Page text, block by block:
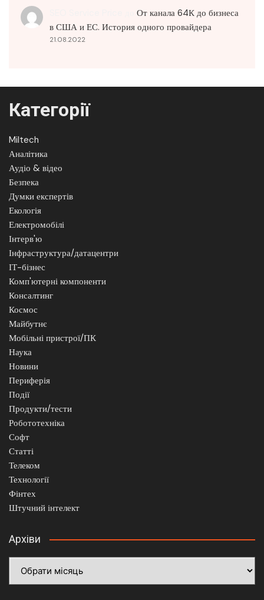
От канала 64К до бизнеса
в США и ЕС. История одного провайдера
21.08.2022
Категорії
Miltech
Аналітика
Аудіо & відео
Безпека
Думки експертів
Екологія
Електромобілі
Інтерв'ю
Інфраструктура/датацентри
ІТ-бізнес
Комп'ютерні компоненти
Консалтинг
Космос
Майбутнє
Мобільні пристрої/ПК
Наука
Новини
Периферія
Події
Продукти/тести
Робототехніка
Софт
Статті
Телеком
Технології
Фінтех
Штучний інтелект
Архіви